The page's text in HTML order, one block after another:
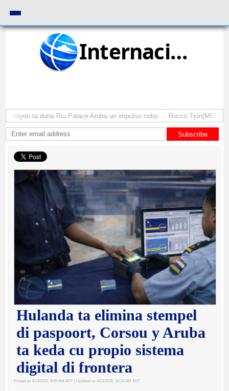
Internacional
ta duna Riu Palace Aruba un impulso nobo Rocco Tjon(MEP):
Subscribe
Hulanda ta elimina stempel
di paspoort, Corsou y Aruba
ta keda cu propio sistema
digital di frontera
Posted on 4/13/2026, 9:45 AM AST | Updated on 4/13/2026, 10:24 AM AST